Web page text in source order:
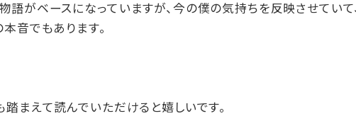
語がベースになっていますが、今の僕の気持ちを反映させていて
音でもあります。
まえて読んでいただけると嬉しいです。